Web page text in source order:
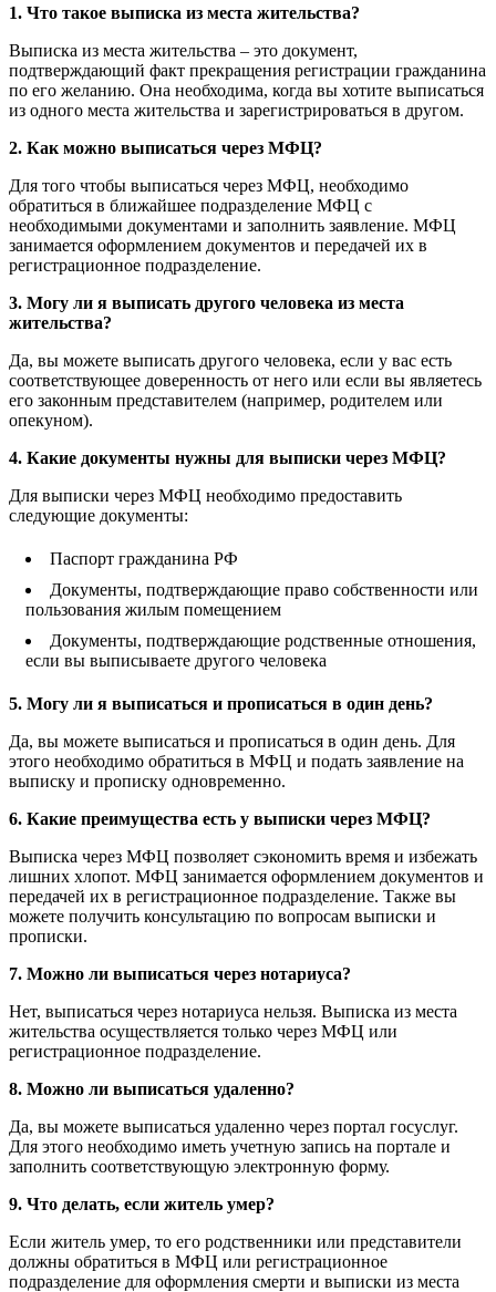
1. Что такое выписка из места жительства?
Выписка из места жительства – это документ,
подтверждающий факт прекращения регистрации гражданина
по его желанию. Она необходима, когда вы хотите выписаться
из одного места жительства и зарегистрироваться в другом.
2. Как можно выписаться через МФЦ?
Для того чтобы выписаться через МФЦ, необходимо
обратиться в ближайшее подразделение МФЦ с
необходимыми документами и заполнить заявление. МФЦ
занимается оформлением документов и передачей их в
регистрационное подразделение.
3. Могу ли я выписать другого человека из места
жительства?
Да, вы можете выписать другого человека, если у вас есть
соответствующее доверенность от него или если вы являетесь
его законным представителем (например, родителем или
опекуном).
4. Какие документы нужны для выписки через МФЦ?
Для выписки через МФЦ необходимо предоставить
следующие документы:
Паспорт гражданина РФ
Документы, подтверждающие право собственности или
пользования жилым помещением
Документы, подтверждающие родственные отношения,
если вы выписываете другого человека
5. Могу ли я выписаться и прописаться в один день?
Да, вы можете выписаться и прописаться в один день. Для
этого необходимо обратиться в МФЦ и подать заявление на
выписку и прописку одновременно.
6. Какие преимущества есть у выписки через МФЦ?
Выписка через МФЦ позволяет сэкономить время и избежать
лишних хлопот. МФЦ занимается оформлением документов и
передачей их в регистрационное подразделение. Также вы
можете получить консультацию по вопросам выписки и
прописки.
7. Можно ли выписаться через нотариуса?
Нет, выписаться через нотариуса нельзя. Выписка из места
жительства осуществляется только через МФЦ или
регистрационное подразделение.
8. Можно ли выписаться удаленно?
Да, вы можете выписаться удаленно через портал госуслуг.
Для этого необходимо иметь учетную запись на портале и
заполнить соответствующую электронную форму.
9. Что делать, если житель умер?
Если житель умер, то его родственники или представители
должны обратиться в МФЦ или регистрационное
подразделение для оформления смерти и выписки из места